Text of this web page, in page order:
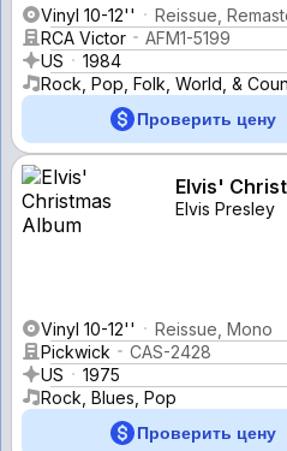
Vinyl 10-12''
Reissue,
RCA Victor
AFM1-5199
US
1984
Rock, Pop, Folk, World, &
Проверить цену
Elvis'
Elvis Presley
Vinyl 10-12''
Reissue, Mono
Pickwick
CAS-2428
US
1975
Rock, Blues, Pop
Проверить цену